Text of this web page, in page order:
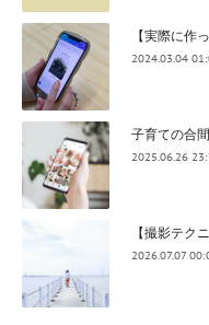
【実際に作
2024.03.04
子育ての合
2025.06.26
【撮影テク
2026.07.07